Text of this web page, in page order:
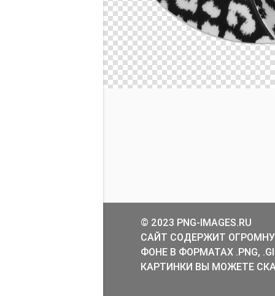
© 2023 PNG-IMAGES.RU
САЙТ СОДЕРЖИТ
ФОНЕ В ФОРМАТАХ .PNG,
КАРТИНКИ ВЫ МОЖЕТЕ